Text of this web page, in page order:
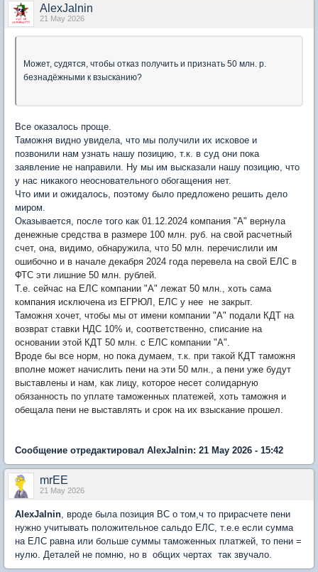
AlexJalnin
21 May 2026
Может, судятся, чтобы отказ получить и признать 50 млн. р.
безнадёжными к взысканию?
Все оказалось проще.
Таможня видно увидела, что мы получили их исковое и
позвонили нам узнать нашу позицию, т.к. в суд они пока
заявление не направили. Ну мы им высказали нашу позицию, что
у нас никакого неосновательного обогащения нет.
Что ими и ожидалось, поэтому было предложено решить дело
миром.
Оказывается, после того как 01.12.2024 компания "А" вернула
денежные средства в размере 100 млн. руб. на свой расчетный
счет, она, видимо, обнаружила, что 50 млн. перечислили им
ошибочно и в начале декабря 2024 года перевела на свой ЕЛС в
ФТС эти лишние 50 млн. рублей.
Т.е. сейчас на ЕЛС компании "А" лежат 50 млн., хоть сама
компания исключена из ЕГРЮЛ, ЕЛС у нее не закрыт.
Таможня хочет, чтобы мы от имени компании "А" подали КДТ на
возврат ставки НДС 10% и, соответственно, списание на
основании этой КДТ 50 млн. с ЕЛС компании "А".
Вроде бы все норм, но пока думаем, т.к. при такой КДТ таможня
вполне может начислить пени на эти 50 млн., а пени уже будут
выставлены и нам, как лицу, которое несет солидарную
обязанность по уплате таможенных платежей, хоть таможня и
обещала пени не выставлять и срок на их взыскание прошел.
Сообщение отредактировал AlexJalnin: 21 May 2026 - 15:42
mrEE
21 May 2026
AlexJalnin, вроде была позиция ВС о том,ч то прирасчете пени
нужно учитывать положительное сальдо ЕЛС, т.е.е если сумма
на ЕЛС равна или больше суммы таможенных платжей, то пени =
нулю. Деталей не помню, но в общих чертах так звучало.